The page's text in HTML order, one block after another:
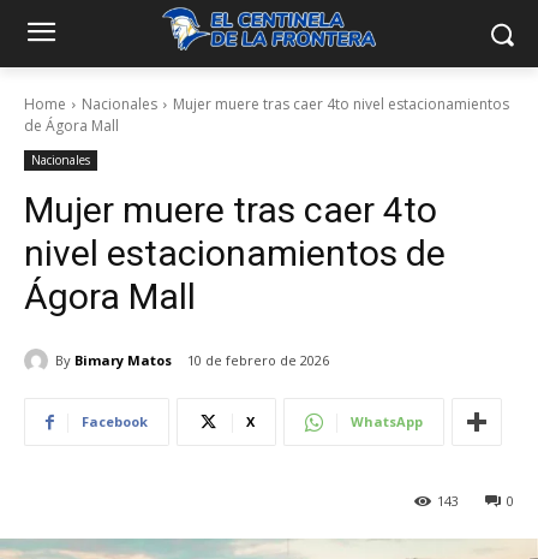
Home Nacionales
Mujer muere tras caer 4to nivel estacionamientos
de Ágora Mall
Nacionales
Mujer muere tras caer 4to
nivel estacionamientos de
Ágora Mall
By Bimary Matos 10 de febrero de 2026
Facebook X WhatsApp
0
143